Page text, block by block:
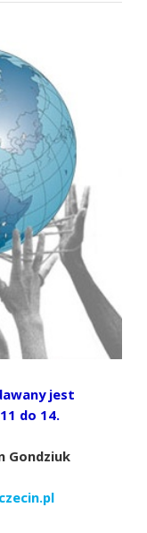
jest
do 14.
Gondziuk